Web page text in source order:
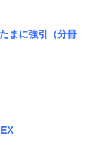
まに強引（分冊